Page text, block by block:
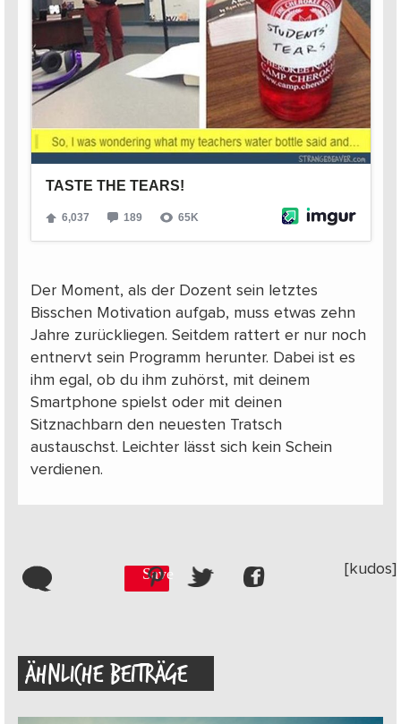
Der Moment, als der Dozent sein letztes
Bisschen Motivation aufgab, muss etwas zehn
Jahre zurückliegen. Seitdem rattert er nur noch
entnervt sein Programm herunter. Dabei ist es
ihm egal, ob du ihm zuhörst, mit deinem
Smartphone spielst oder mit deinen
Sitznachbarn den neuesten Tratsch
austauschst. Leichter lässt sich kein Schein
verdienen.
Save [kudos]
ÄHNLICHE BEITRÄGE